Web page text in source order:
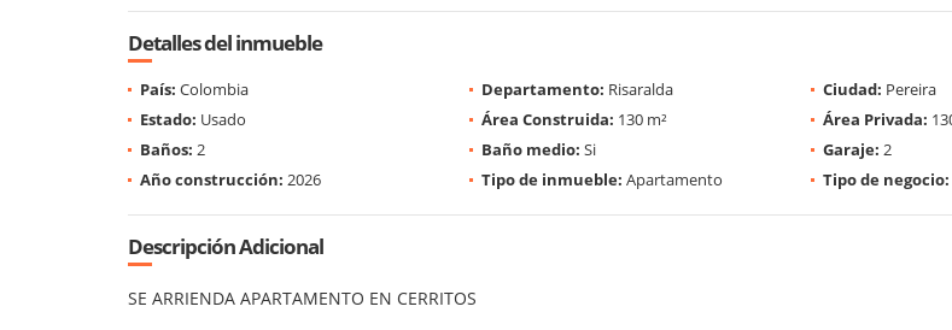
Detalles del inmueble
País: Colombia Departamento: Risaralda Ciudad: Pereira
Estado: Usado Área Construida: 130 m² Área Privada:
Baños: 2 Baño medio: Si Garaje: 2
Año construcción: 2026 Tipo de inmueble: Apartamento Tipo de negocio:
Descripción Adicional
SE ARRIENDA APARTAMENTO EN CERRITOS